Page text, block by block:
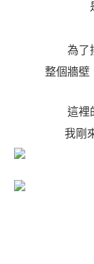
為了
整個牆壁
這裡
我剛